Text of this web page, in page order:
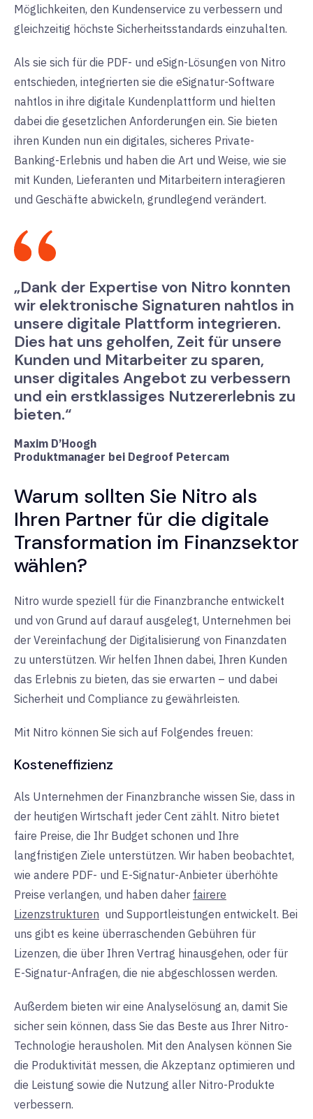
Möglichkeiten, den Kundenservice zu verbessern und
gleichzeitig höchste Sicherheitsstandards einzuhalten.
Als sie sich für die PDF- und eSign-Lösungen von Nitro
entschieden, integrierten sie die eSignatur-Software
nahtlos in ihre digitale Kundenplattform und hielten
dabei die gesetzlichen Anforderungen ein. Sie bieten
ihren Kunden nun ein digitales, sicheres Private-
Banking-Erlebnis und haben die Art und Weise, wie sie
mit Kunden, Lieferanten und Mitarbeitern interagieren
und Geschäfte abwickeln, grundlegend verändert.
„Dank der Expertise von Nitro konnten
wir elektronische Signaturen nahtlos in
unsere digitale Plattform integrieren.
Dies hat uns geholfen, Zeit für unsere
Kunden und Mitarbeiter zu sparen,
unser digitales Angebot zu verbessern
und ein erstklassiges Nutzererlebnis zu
bieten.“
Maxim D’Hoogh
Produktmanager bei Degroof Petercam
Warum sollten Sie Nitro als
Ihren Partner für die digitale
Transformation im Finanzsektor
wählen?
Nitro wurde speziell für die Finanzbranche entwickelt
und von Grund auf darauf ausgelegt, Unternehmen bei
der Vereinfachung der Digitalisierung von Finanzdaten
zu unterstützen. Wir helfen Ihnen dabei, Ihren Kunden
das Erlebnis zu bieten, das sie erwarten – und dabei
Sicherheit und Compliance zu gewährleisten.
Mit Nitro können Sie sich auf Folgendes freuen:
Kosteneffizienz
Als Unternehmen der Finanzbranche wissen Sie, dass in
der heutigen Wirtschaft jeder Cent zählt. Nitro bietet
faire Preise, die Ihr Budget schonen und Ihre
langfristigen Ziele unterstützen. Wir haben beobachtet,
wie andere PDF- und E-Signatur-Anbieter überhöhte
Preise verlangen, und haben daher fairere
Lizenzstrukturen und Supportleistungen entwickelt. Bei
uns gibt es keine überraschenden Gebühren für
Lizenzen, die über Ihren Vertrag hinausgehen, oder für
E-Signatur-Anfragen, die nie abgeschlossen werden.
Außerdem bieten wir eine Analyselösung an, damit Sie
sicher sein können, dass Sie das Beste aus Ihrer Nitro-
Technologie herausholen. Mit den Analysen können Sie
die Produktivität messen, die Akzeptanz optimieren und
die Leistung sowie die Nutzung aller Nitro-Produkte
verbessern.